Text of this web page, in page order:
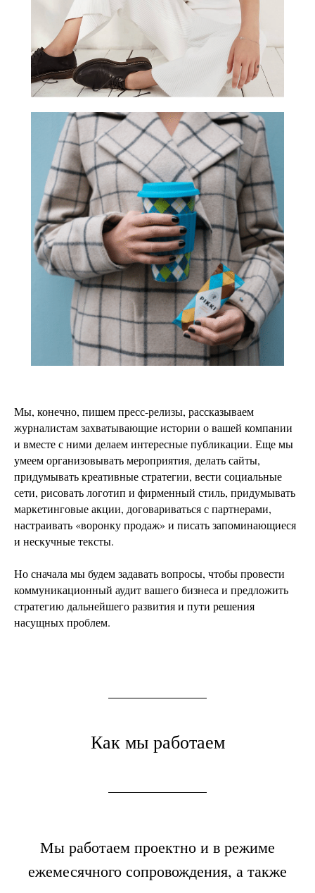
Мы, конечно, пишем пресс-релизы, рассказываем
журналистам захватывающие истории о вашей компании
и вместе с ними делаем интересные публикации. Еще мы
умеем организовывать мероприятия, делать сайты,
придумывать креативные стратегии, вести социальные
сети, рисовать логотип и фирменный стиль, придумывать
маркетинговые акции, договариваться с партнерами,
настраивать «воронку продаж» и писать запоминающиеся
и нескучные тексты.
Но сначала мы будем задавать вопросы, чтобы провести
коммуникационный аудит вашего бизнеса и предложить
стратегию дальнейшего развития и пути решения
насущных проблем.
Как мы работаем
Мы работаем проектно и в режиме
ежемесячного сопровождения, а также